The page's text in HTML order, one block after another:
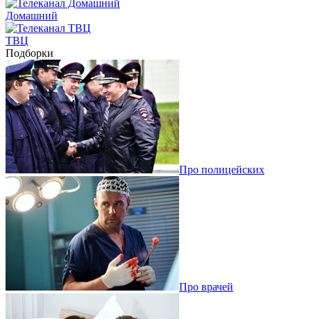
Домашний
ТВЦ
Подборки
Про полицейских
Про врачей